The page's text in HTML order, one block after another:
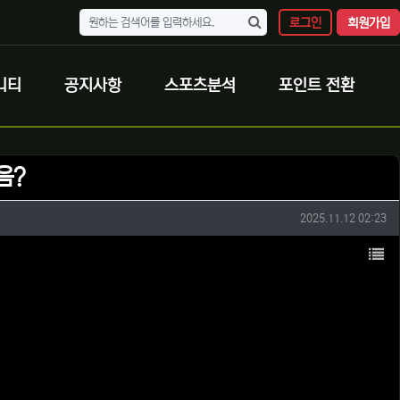
로그인 회원가입
티 공지사항 스포츠분석 포인트 전환
?
작성일
2025.11.12 02:23
목